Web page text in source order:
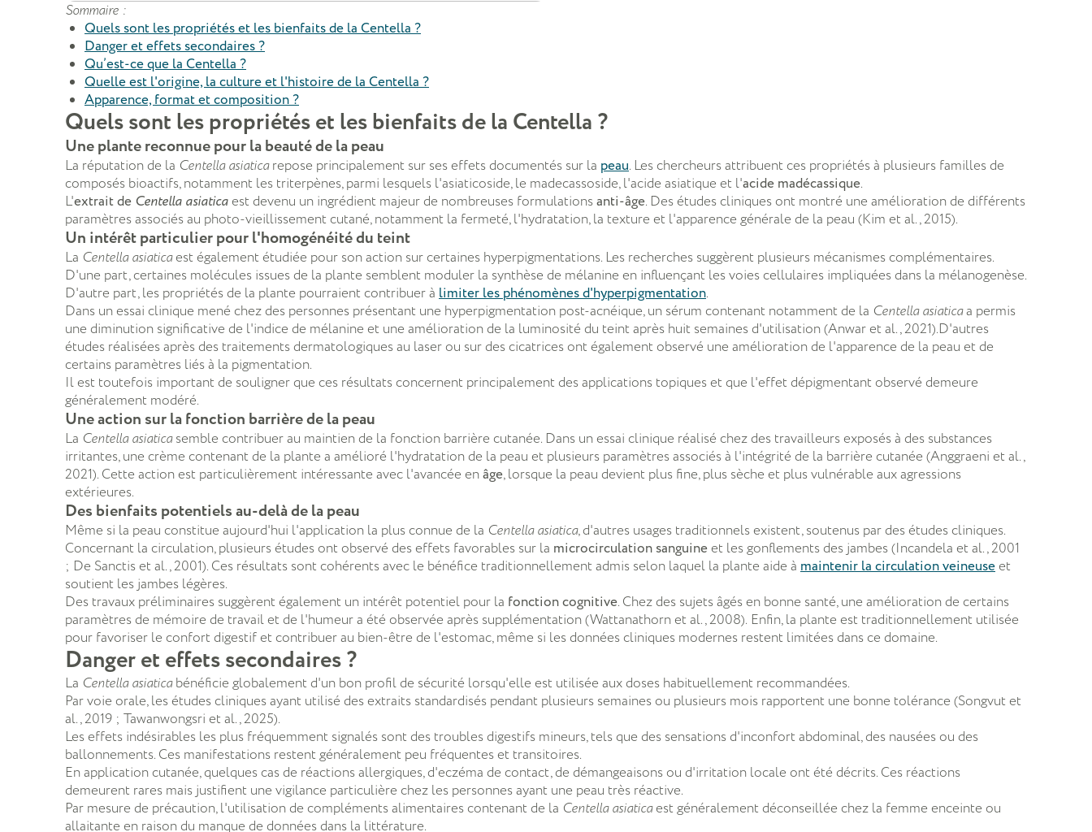
Sommaire :
Quels sont les propriétés et les bienfaits de la Centella ?
Danger et effets secondaires ?
Qu’est-ce que la Centella ?
Quelle est l'origine, la culture et l'histoire de la Centella ?
Apparence, format et composition ?
Quels sont les propriétés et les bienfaits de la Centella ?
Une plante reconnue pour la beauté de la peau
La réputation de la Centella asiaticarepose principalement sur ses effets documentés sur la peau. Les chercheurs attribuent ces propriétés à plusieurs familles de
composés bioactifs, notamment les triterpènes, parmi lesquels l'asiaticoside, le madecassoside, l'acide asiatique et l'acide madécassique.
L'extrait de Centella asiaticaest devenu un ingrédient majeur de nombreuses formulationsanti-âge. Des études cliniques ont montré une amélioration de différents
paramètres associés au photo-vieillissement cutané, notamment la fermeté, l'hydratation, la texture et l'apparence générale de la peau (Kim et al., 2015).
Un intérêt particulier pour l'homogénéité du teint
La Centella asiaticaest également étudiée pour son action sur certaines hyperpigmentations. Les recherches suggèrent plusieurs mécanismes complémentaires.
D'une part, certaines molécules issues de la plante semblent moduler la synthèse de mélanine en influençant les voies cellulaires impliquées dans la mélanogenèse.
D'autre part, les propriétés de la plante pourraient contribuer à limiter les phénomènes d'hyperpigmentation.
Dans un essai clinique mené chez des personnes présentant une hyperpigmentation post-acnéique, un sérum contenant notamment de la Centella asiaticaa permis
une diminution significative de l'indice de mélanine et une amélioration de la luminosité du teint après huit semaines d'utilisation (Anwar et al., 2021).D'autres
études réalisées après des traitements dermatologiques au laser ou sur des cicatrices ont également observé une amélioration de l'apparence de la peau et de
certains paramètres liés à la pigmentation.
Il est toutefois important de souligner que ces résultats concernent principalement des applications topiques et que l'effet dépigmentant observé demeure
généralement modéré.
Une action sur la fonction barrière de la peau
La Centella asiaticasemble contribuer au maintien de la fonction barrière cutanée. Dans un essai clinique réalisé chez des travailleurs exposés à des substances
irritantes, une crème contenant de la plante a amélioré l'hydratation de la peau et plusieurs paramètres associés à l'intégrité de la barrière cutanée (Anggraeni et al.,
2021). Cette action est particulièrement intéressante avec l'avancée enâge, lorsque la peau devient plus fine, plus sèche et plus vulnérable aux agressions
extérieures.
Des bienfaits potentiels au-delà de la peau
Même si la peau constitue aujourd'hui l'application la plus connue de la Centella asiatica, d'autres usages traditionnels existent, soutenus par des études cliniques.
Concernant la circulation, plusieurs études ont observé des effets favorables sur la microcirculation sanguineet les gonflements des jambes (Incandela et al., 2001
; De Sanctis et al., 2001). Ces résultats sont cohérents avec le bénéfice traditionnellement admis selon laquel la plante aide à maintenir la circulation veineuseet
soutient les jambes légères.
Des travaux préliminaires suggèrent également un intérêt potentiel pour la fonction cognitive. Chez des sujets âgés en bonne santé, une amélioration de certains
paramètres de mémoire de travail et de l'humeur a été observée après supplémentation (Wattanathorn et al., 2008). Enfin, la plante est traditionnellement utilisée
pour favoriser le confort digestif et contribuer au bien-être de l'estomac, même si les données cliniques modernes restent limitées dans ce domaine.
Danger et effets secondaires ?
La Centella asiaticabénéficie globalement d'un bon profil de sécurité lorsqu'elle est utilisée aux doses habituellement recommandées.
Par voie orale, les études cliniques ayant utilisé des extraits standardisés pendant plusieurs semaines ou plusieurs mois rapportent une bonne tolérance (Songvut et
al., 2019 ; Tawanwongsri et al., 2025).
Les effets indésirables les plus fréquemment signalés sont des troubles digestifs mineurs, tels que des sensations d'inconfort abdominal, des nausées ou des
ballonnements. Ces manifestations restent généralement peu fréquentes et transitoires.
En application cutanée, quelques cas de réactions allergiques, d'eczéma de contact, de démangeaisons ou d'irritation locale ont été décrits. Ces réactions
demeurent rares mais justifient une vigilance particulière chez les personnes ayant une peau très réactive.
Par mesure de précaution, l'utilisation de compléments alimentaires contenant de la Centella asiaticaest généralement déconseillée chez la femme enceinte ou
allaitante en raison du manque de données dans la littérature.